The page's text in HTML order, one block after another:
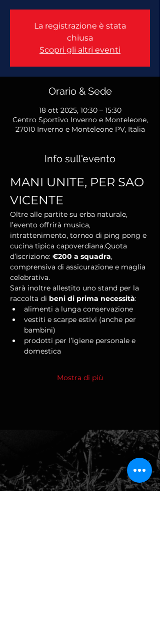
La registrazione è stata
chiusa
Scopri gli altri eventi
Orario & Sede
18 ott 2025, 10:30 – 15:30
Centro Sportivo Inverno e Monteleone,
27010 Inverno e Monteleone PV, Italia
Info sull'evento
MANI UNITE, PER SAO
VICENTE
Oltre alle partite su erba naturale,
l’evento offrirà musica,
intrattenimento, torneo di ping pong e
cucina tipica capoverdiana.Quota
d’iscrizione: €200 a squadra,
comprensiva di assicurazione e maglia
celebrativa.
Sarà inoltre allestito uno stand per la
raccolta di beni di prima necessità:
alimenti a lunga conservazione
vestiti e scarpe estivi (anche per
bambini)
prodotti per l’igiene personale e
domestica
Mostra di più